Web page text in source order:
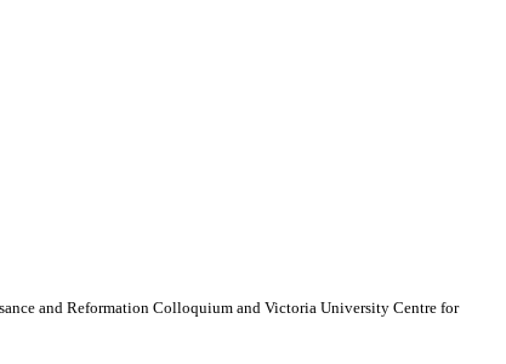
and Reformation Colloquium and Victoria University Centre for